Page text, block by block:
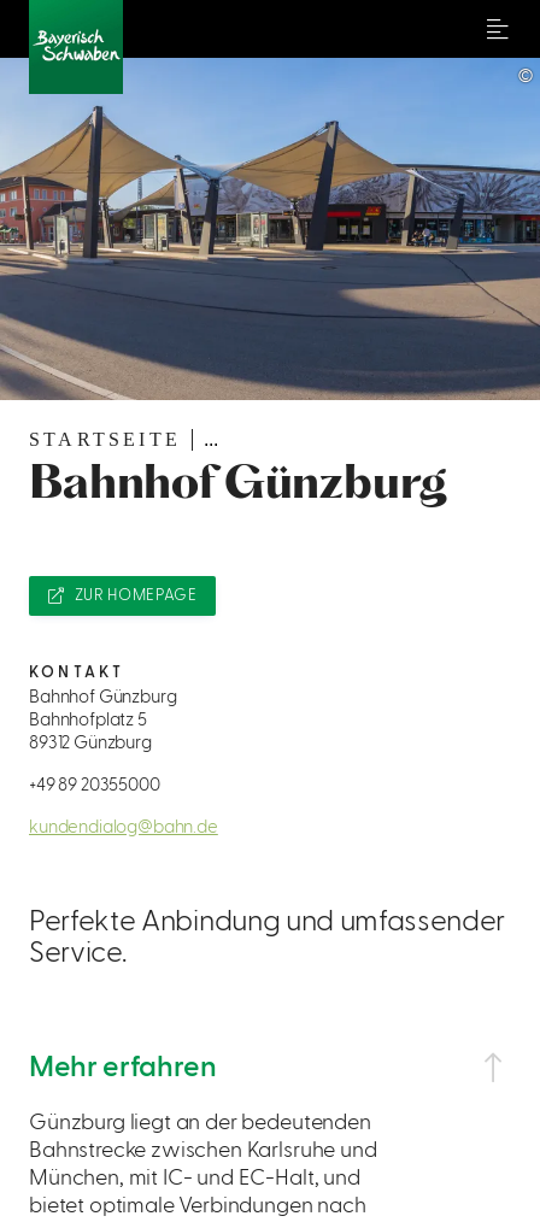
Menu
STARTSEITE ...
Bahnhof Günzburg
©
Perfekte Anbindung und umfassender
Service.
Mehr erfahren
Günzburg liegt an der bedeutenden
Bahnstrecke zwischen Karlsruhe und
München, mit IC- und EC-Halt, und
bietet optimale Verbindungen nach
ZUR HOMEPAGE
KONTAKT
Bahnhof Günzburg
Bahnhofplatz 5
89312 Günzburg
+49 89 20355000
kundendialog@bahn.de